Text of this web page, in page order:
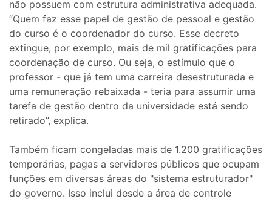
não possuem com estrutura administrativa adequada.
“Quem faz esse papel de gestão de pessoal e gestão
do curso é o coordenador do curso. Esse decreto
extingue, por exemplo, mais de mil gratificações para
coordenação de curso. Ou seja, o estímulo que o
professor - que já tem uma carreira desestruturada e
uma remuneração rebaixada - teria para assumir uma
tarefa de gestão dentro da universidade está sendo
retirado”, explica.
Também ficam congeladas mais de 1.200 gratificações
temporárias, pagas a servidores públicos que ocupam
funções em diversas áreas do "sistema estruturador"
do governo. Isso inclui desde a área de controle